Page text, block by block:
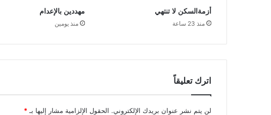
أزمةالسكن لا تنتهي
منذ 23 ساعة
مهددين بالإعدام
منذ يومين
اترك تعليقاً
لن يتم نشر عنوان بريدك الإلكتروني. الحقول الإلزامية مشار إليها بـ *